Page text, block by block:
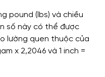
pound (lbs) và chiều
số này có thể được
lường quen thuộc của
x 2,2046 và 1 inch =